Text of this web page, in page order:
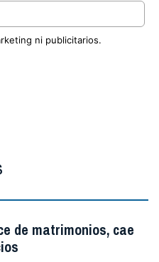
ni publicitarios.
de matrimonios, cae